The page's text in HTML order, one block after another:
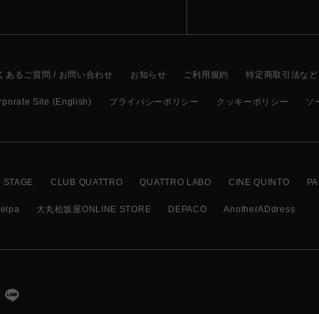
あるご質問 / お問い合わせ お知らせ ご利用規約 特定商取引法な
Site (English) プライバシーポリシー クッキーポリシー ソ
STAGE CLUB QUATTRO QUATTRO LABO CINE QUINTO
大丸松坂屋ONLINE STORE DEPACO AnotherADdress